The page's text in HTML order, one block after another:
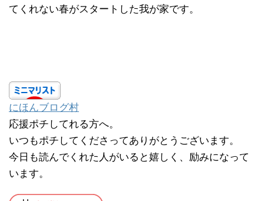
てくれない春がスタートした我が家です。
にほんブログ村
応援ポチしてれる方へ。
いつもポチしてくださってありがとうございます。
今日も読んでくれた人がいると嬉しく、励みになって
います。